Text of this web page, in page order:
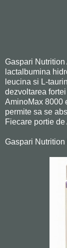
Gaspari
lactalbumina
leucina si L-
dezvoltarea
AminoMax 8000
permite sa se
Fiecare portie
Gaspari